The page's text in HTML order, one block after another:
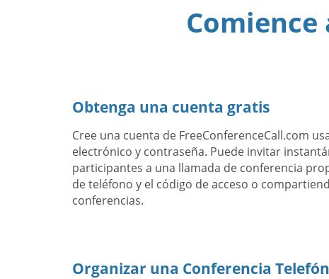
Obtenga una cuenta gratis
Cree una cuenta de FreeConferenceCall.com
electrónico y contraseña. Puede invitar
participantes a una llamada de conferencia
de teléfono y el código de acceso o
conferencias.
Organizar una Conferencia